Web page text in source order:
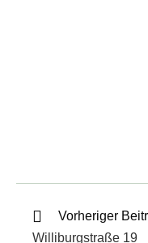
Vorheriger
Williburgstraße 19